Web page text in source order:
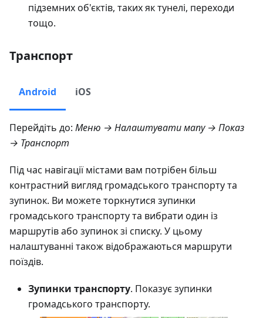
підземних об'єктів, таких як тунелі, переходи
тощо.
Транспорт
Android iOS
Перейдіть до: Меню → Налаштувати мапу → Показ
→ Транспорт
Під час навігації містами вам потрібен більш
контрастний вигляд громадського транспорту та
зупинок. Ви можете торкнутися зупинки
громадського транспорту та вибрати один із
маршрутів або зупинок зі списку. У цьому
налаштуванні також відображаються маршрути
поїздів.
Зупинки транспорту. Показує зупинки
громадського транспорту.